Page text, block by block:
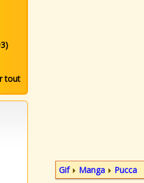
tout
Gif Manga Pucca